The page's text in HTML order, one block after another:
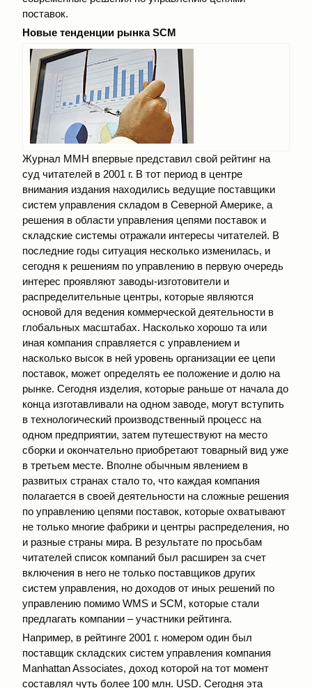
поставок.
Новые тенденции рынка SCM
Журнал ММН впервые представил свой рейтинг на
суд читателей в 2001 г. В тот период в центре
внимания издания находились ведущие поставщики
систем управления складом в Северной Америке, а
решения в области управления цепями поставок и
складские системы отражали интересы читателей. В
последние годы ситуация несколько изменилась, и
сегодня к решениям по управлению в первую очередь
интерес проявляют заводы-изготовители и
распределительные центры, которые являются
основой для ведения коммерческой деятельности в
глобальных масштабах. Насколько хорошо та или
иная компания справляется с управлением и
насколько высок в ней уровень организации ее цепи
поставок, может определять ее положение и долю на
рынке. Сегодня изделия, которые раньше от начала до
конца изготавливали на одном заводе, могут вступить
в технологический производственный процесс на
одном предприятии, затем путешествуют на место
сборки и окончательно приобретают товарный вид уже
в третьем месте. Вполне обычным явлением в
развитых странах стало то, что каждая компания
полагается в своей деятельности на сложные решения
по управлению цепями поставок, которые охватывают
не только многие фабрики и центры распределения, но
и разные страны мира. В результате по просьбам
читателей список компаний был расширен за счет
включения в него не только поставщиков других
систем управления, но доходов от иных решений по
управлению помимо WMS и SCM, которые стали
предлагать компании – участники рейтинга.
Например, в рейтинге 2001 г. номером один был
поставщик складских систем управления компания
Manhattan Associates, доход которой на тот момент
составлял чуть более 100 млн. USD. Сегодня эта